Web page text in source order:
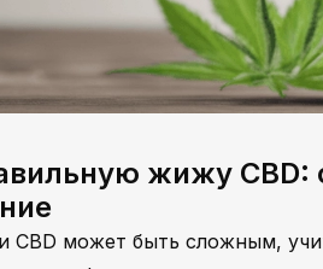
жижу CBD:
может быть сложным,